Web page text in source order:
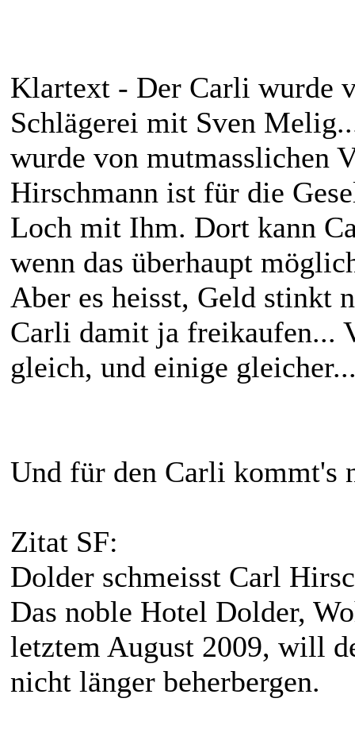
Klartext - Der Carli wurde
Schlägerei mit Sven
wurde von mutmasslichen
Hirschmann ist für die
Loch mit Ihm. Dort kann
wenn das überhaupt
Aber es heisst, Geld stinkt
Carli damit ja freikaufen...
gleich, und einige
Und für den Carli kommt's
Zitat SF:
Dolder schmeisst Carl
Das noble Hotel Dolder,
letztem August 2009, will
nicht länger beherbergen.